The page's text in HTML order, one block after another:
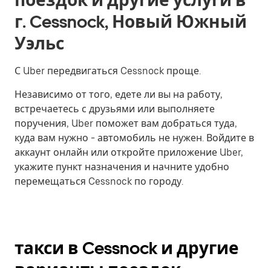
г. Cessnock, Новый Южный
Уэльс
С Uber передвигаться Cessnock проще.
Независимо от того, едете ли вы на работу,
встречаетесь с друзьями или выполняете
поручения, Uber поможет вам добраться туда,
куда вам нужно - автомобиль не нужен. Войдите в
аккаунт онлайн или откройте приложение Uber,
укажите пункт назначения и начните удобно
перемещаться Cessnock по городу.
такси в Cessnock и другие